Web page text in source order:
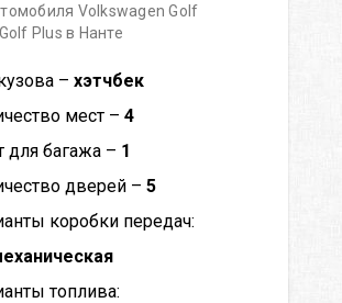
Volkswagen Golf
Plus в Нанте
– хэтчбек
мест – 4
для багажа – 1
дверей – 5
коробки передач:
топлива: